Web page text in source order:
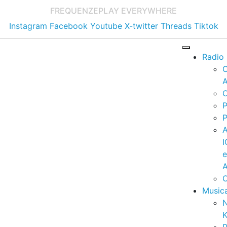
FREQUENZEPLAY EVERYWHERE
Instagram Facebook Youtube X-twitter Threads Tiktok
Radio
e